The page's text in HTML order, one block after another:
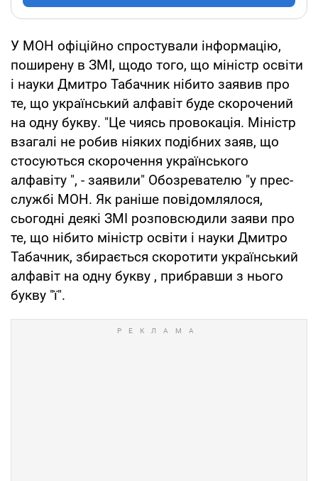
У МОН офіційно спростували інформацію,
поширену в ЗМІ, щодо того, що міністр освіти
і науки Дмитро Табачник нібито заявив про
те, що український алфавіт буде скорочений
на одну букву. "Це чиясь провокація. Міністр
взагалі не робив ніяких подібних заяв, що
стосуються скорочення українського
алфавіту ", - заявили" Обозревателю "у прес-
службі МОН. Як раніше повідомлялося,
сьогодні деякі ЗМІ розповсюдили заяви про
те, що нібито міністр освіти і науки Дмитро
Табачник, збирається скоротити український
алфавіт на одну букву , прибравши з нього
букву "ї".